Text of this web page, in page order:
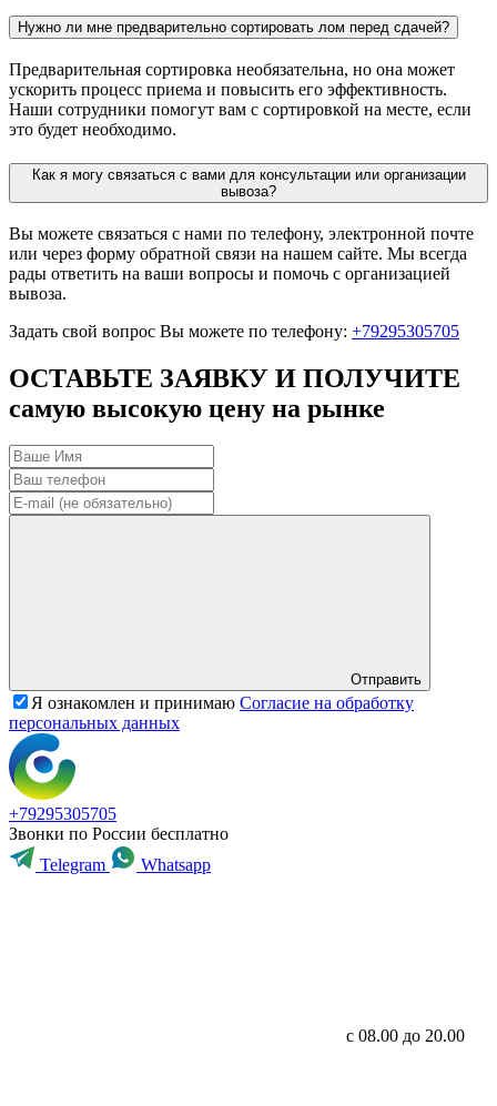
Нужно ли мне предварительно сортировать лом перед сдачей?
Предварительная сортировка необязательна, но она может
ускорить процесс приема и повысить его эффективность.
Наши сотрудники помогут вам с сортировкой на месте, если
это будет необходимо.
Как я могу связаться с вами для консультации или организации
вывоза?
Вы можете связаться с нами по телефону, электронной почте
или через форму обратной связи на нашем сайте. Мы всегда
рады ответить на ваши вопросы и помочь с организацией
вывоза.
Задать свой вопрос Вы можете по телефону: +79295305705
ОСТАВЬТЕ ЗАЯВКУ И ПОЛУЧИТЕ
самую высокую цену на рынке
Отправить
Я ознакомлен и принимаю Согласие на обработку
персональных данных
+79295305705
Звонки по России бесплатно
Telegram
Whatsapp
с 08.00 до 20.00